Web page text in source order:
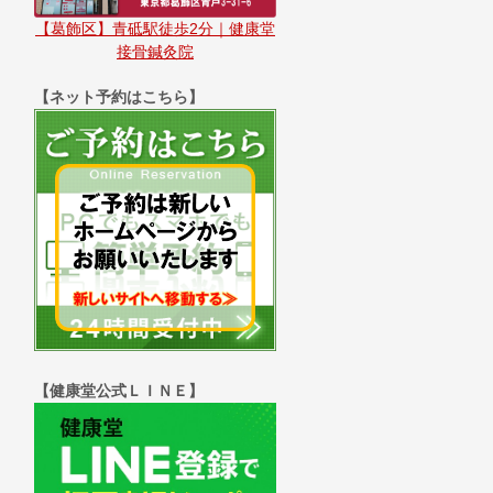
【葛飾区】青砥駅徒歩2分｜健康堂
接骨鍼灸院
【ネット予約はこちら】
【健康堂公式ＬＩＮＥ】